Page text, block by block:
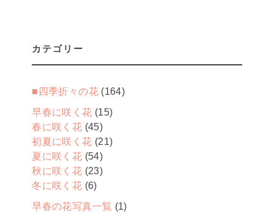
カテゴリー
■四季折々の花(164)
早春に咲く花 (15)
春に咲く花 (45)
初夏に咲く花 (21)
夏に咲く花 (54)
秋に咲く花 (23)
冬に咲く花 (6)
早春の花写真一覧 (1)